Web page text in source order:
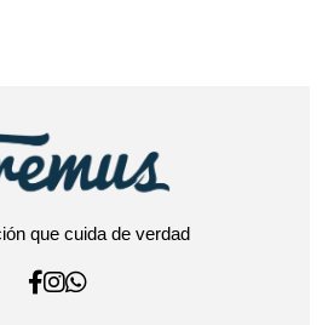
que cuida de verdad